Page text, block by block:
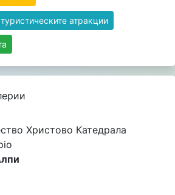
атракции
Христово Катедрала